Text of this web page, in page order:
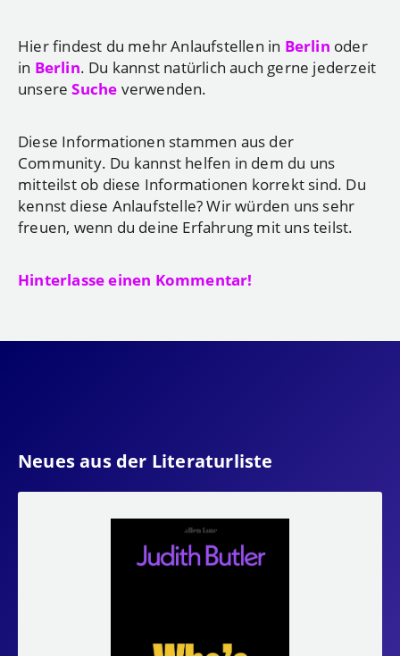
Hier findest du mehr Anlaufstellen in Berlin oder
in Berlin. Du kannst natürlich auch gerne jederzeit
unsereSuche verwenden.
Diese Informationen stammen aus der
Community. Du kannst helfen in dem du uns
mitteilst ob diese Informationen korrekt sind. Du
kennst diese Anlaufstelle? Wir würden uns sehr
freuen, wenn du deine Erfahrung mit uns teilst.
Hinterlasse einen Kommentar!
Neues aus der Literaturliste